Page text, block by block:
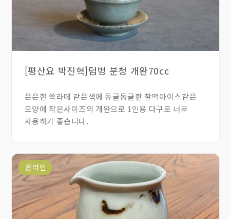
[평산요 박진혁]덤벙 분청 개완70cc
은은한 쑥라떼 같은색에 동글동글한 찰떡아이스같은
모양에 작은사이즈의 개완으로 1인용 다구로 너무
사용하기 좋습니다.
온라인